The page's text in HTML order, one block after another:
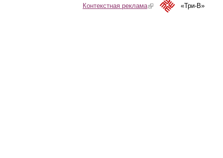
Контекстная реклама(link is external)«Три-В»